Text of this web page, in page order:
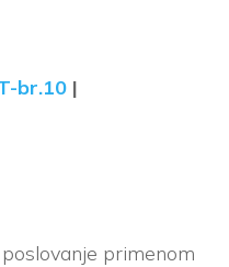
br.10 |
primenom